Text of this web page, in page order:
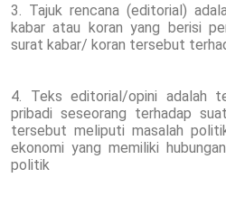
3. Tajuk rencana (editorial)
kabar atau koran yang berisi
surat kabar/ koran tersebut
4. Teks editorial/opini adalah
pribadi seseorang terhadap
tersebut meliputi masalah
ekonomi yang memiliki
politik